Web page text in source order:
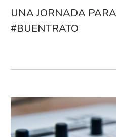
UNA JORNADA
#BUENTRATO